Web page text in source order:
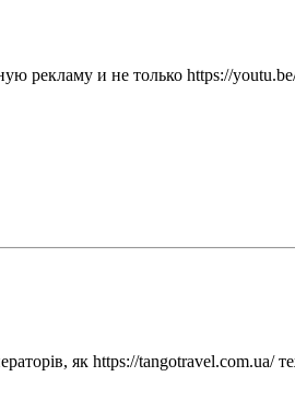
рекламу и не только https://
як https://tangotravel.com.ua/